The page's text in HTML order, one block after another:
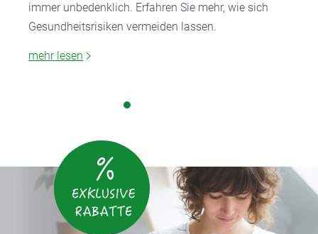
immer unbedenklich. Erfahren Sie mehr, wie sich
Gesundheitsrisiken vermeiden lassen.
mehr lesen